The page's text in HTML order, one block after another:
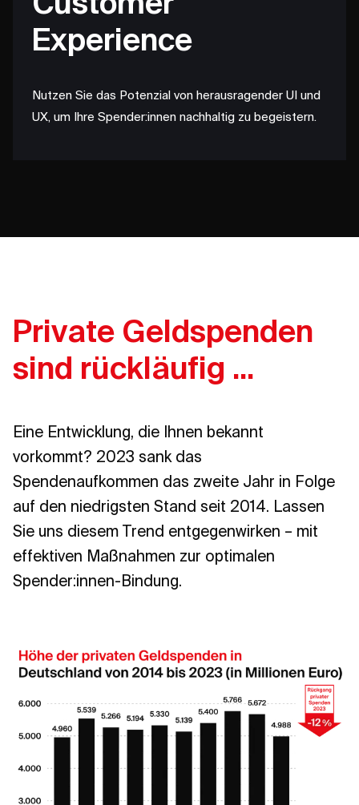
Experience
Nutzen Sie das Potenzial von herausragender UI und
UX, um Ihre Spender:innen nachhaltig zu begeistern.
Private Geldspenden
sind rückläufig ...
Eine Entwicklung, die Ihnen bekannt
vorkommt? 2023 sank das
Spendenaufkommen das zweite Jahr in Folge
auf den niedrigsten Stand seit 2014. Lassen
Sie uns diesem Trend entgegenwirken – mit
effektiven Maßnahmen zur optimalen
Spender:innen-Bindung.